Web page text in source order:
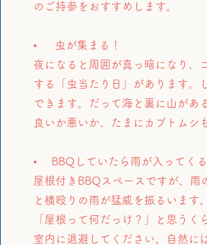
のご持参をおすすめします。
• 虫が集まる！
夜になると周囲が真っ暗になり、
する「虫当たり日」があります。
できます。だって海と裏に山があ
良いか悪いか、たまにカブトムシ
• BBQしていたら雨が入ってくる
屋根付きBBQスペースですが、
と横殴りの雨が猛威を振るいます。
「屋根って何だっけ？」と思うく
室内に退避してください。自然に